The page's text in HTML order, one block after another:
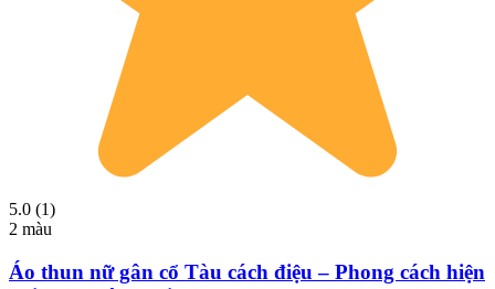
5.0 (1)
2 màu
Áo thun nữ gân cổ Tàu cách điệu – Phong cách hiện